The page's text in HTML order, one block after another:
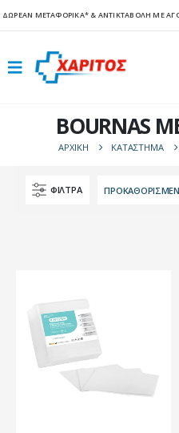
ΔΩΡΕΑΝ ΜΕΤΑΦΟΡΙΚΑ* & ΑΝΤΙΚΤΑΒΟΛΗ ΜΕ
BOURNAS
ΑΡΧΙΚΉ ΚΑΤΆΣΤΗΜΑ
ΦΙΛΤΡΑ